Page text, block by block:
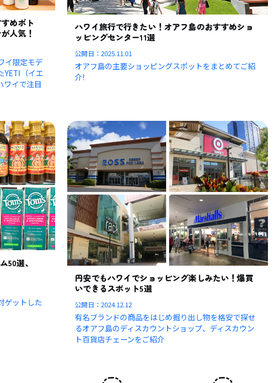
めボト
人気！
イ限定モデ
YETI（イエ
ワイで注目
ハワイ旅行で行きたい！オアフ島のおすすめショ
ッピングセンター11選
公開日：2025.11.01
オアフ島の主要ショッピングスポットをまとめてご紹
介!
50選、
ゲットした
円安でもハワイでショッピング楽しみたい！爆買
いできるスポット5選
公開日：2024.12.12
有名ブランドの商品をはじめ掘り出し物を格安で探せ
るオアフ島のディスカウントショップ、ディスカウン
ト百貨店チェーンをご紹介